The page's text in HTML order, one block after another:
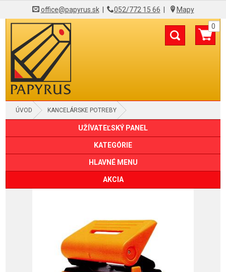
office@papyrus.sk| 052/772 15 66 Mapy
0
ÚVOD KANCELÁRSKE POTREBY
DIEROVAČKY KANCELÁRSKEUŽÍVATEĽSKÝ PANEL
KATEGÓRIE
HLAVNÉ MENU
AKCIA